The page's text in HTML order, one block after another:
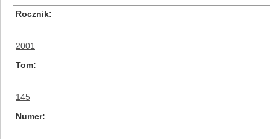
Rocznik
2001
Tom
145
Numer